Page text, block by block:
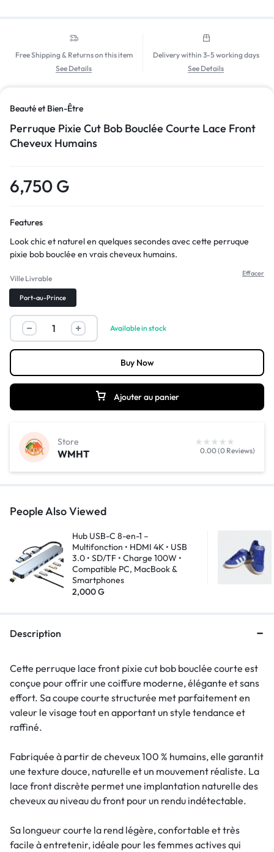
Free Shipping & Returns on this item
See Details
Delivery within 3-5 working days
See Details
Beauté et Bien-Être
Perruque Pixie Cut Bob Bouclée Courte Lace Front
Cheveux Humains
6,750 G
Features
Look chic et naturel en quelques secondes avec cette perruque
pixie bob bouclée en vrais cheveux humains.
Ville Livrable
Port-au-Prince
Effacer
Available in stock
Ajouter au panier
Buy Now
Store
WMHT 0.00 (0 Reviews)
People Also Viewed
Hub USB-C 8-en-1 –
Multifonction • HDMI 4K • USB
3.0 • SD/TF • Charge 100W •
Compatible PC, MacBook &
Smartphones
2,000G
Description
Cette perruque lace front pixie cut bob bouclée courte est
conçue pour offrir une coiffure moderne, élégante et sans
effort. Sa coupe courte structurée met parfaitement en
valeur le visage tout en apportant un style tendance et
raffiné.
Fabriquée à partir de cheveux 100 % humains, elle garantit
une texture douce, naturelle et un mouvement réaliste. La
lace front discrète permet une implantation naturelle des
cheveux au niveau du front pour un rendu indétectable.
Sa longueur courte la rend légère, confortable et très
facile à entretenir, idéale pour les femmes actives qui